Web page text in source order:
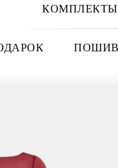
КОМПЛЕКТЫ
ПОШИВ